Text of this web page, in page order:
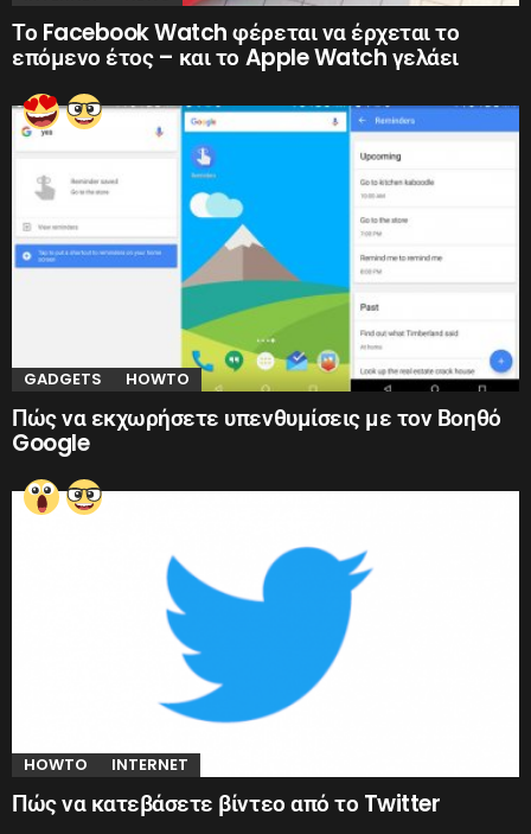
Το Facebook Watch φέρεται να έρχεται το
επόμενο έτος – και το Apple Watch γελάει
GADGETS HOWTO
Πώς να εκχωρήσετε υπενθυμίσεις με τον Βοηθό
Google
HOWTO INTERNET
Πώς να κατεβάσετε βίντεο από το Twitter